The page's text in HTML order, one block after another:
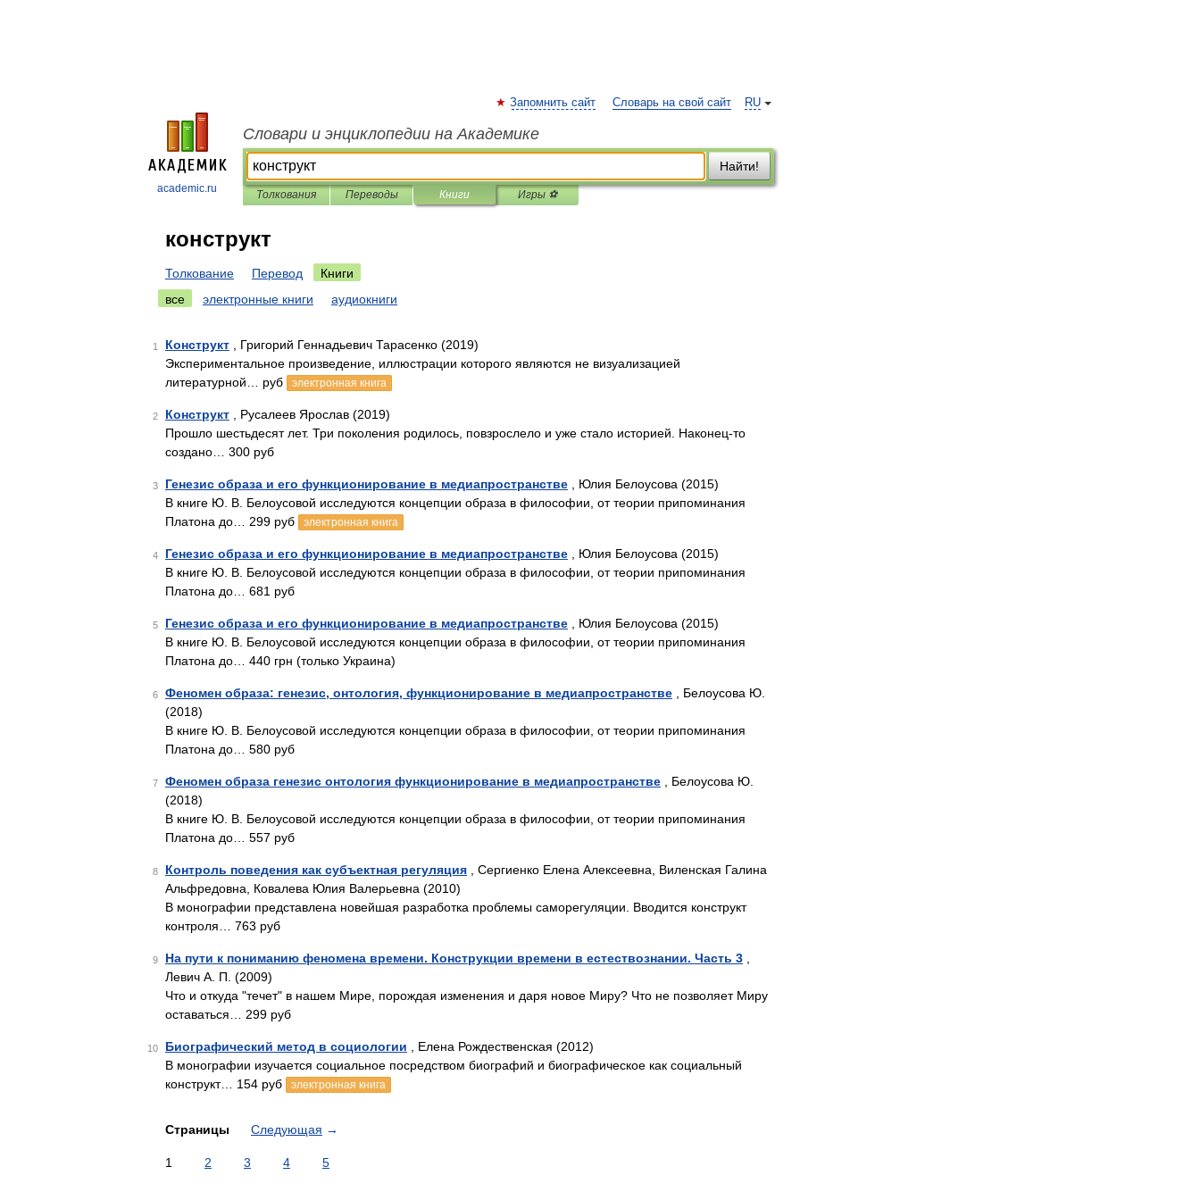
academic.ru
RU
Запомнить сайт Словарь на свой сайт
Словари и энциклопедии на Академике
Найти!
Толкования Переводы Книги Игры ⚽
конструкт
Толкование Перевод
Книги
все
электронные книги аудиокниги
1 Конструкт , Григорий Геннадьевич Тарасенко (2019)
Экспериментальное произведение, иллюстрации которого являются не визуализацией
литературной… руб
электронная книга
2 Конструкт , Русалеев Ярослав (2019)
Прошло шестьдесят лет. Три поколения родилось, повзрослело и уже стало историей. Наконец-то
создано… 300 руб
3 Генезис образа и его функционирование в медиапространстве , Юлия Белоусова (2015)
В книге Ю. В. Белоусовой исследуются концепции образа в философии, от теории припоминания
Платона до… 299 руб
электронная книга
4 Генезис образа и его функционирование в медиапространстве , Юлия Белоусова (2015)
В книге Ю. В. Белоусовой исследуются концепции образа в философии, от теории припоминания
Платона до… 681 руб
5 Генезис образа и его функционирование в медиапространстве , Юлия Белоусова (2015)
В книге Ю. В. Белоусовой исследуются концепции образа в философии, от теории припоминания
Платона до… 440 грн (только Украина)
6 Феномен образа: генезис, онтология, функционирование в медиапространстве , Белоусова Ю.
(2018)
В книге Ю. В. Белоусовой исследуются концепции образа в философии, от теории припоминания
Платона до… 580 руб
7 Феномен образа генезис онтология функционирование в медиапространстве , Белоусова Ю.
(2018)
В книге Ю. В. Белоусовой исследуются концепции образа в философии, от теории припоминания
Платона до… 557 руб
8 Контроль поведения как субъектная регуляция , Сергиенко Елена Алексеевна, Виленская Галина
Альфредовна, Ковалева Юлия Валерьевна (2010)
В монографии представлена новейшая разработка проблемы саморегуляции. Вводится конструкт
контроля… 763 руб
9 На пути к пониманию феномена времени. Конструкции времени в естествознании. Часть 3
Левич А. П. (2009)
Что и откуда "течет" в нашем Мире, порождая изменения и даря новое Миру? Что не позволяет Миру
оставаться… 299 руб
10 Биографический метод в социологии , Елена Рождественская (2012)
В монографии изучается социальное посредством биографий и биографическое как социальный
конструкт… 154 руб
электронная книга
Страницы Следующая →
1 2 3 4 5